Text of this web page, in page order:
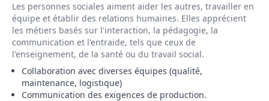
Les personnes sociales aiment aider les autres, travailler en
équipe et établir des relations humaines. Elles apprécient
les métiers basés sur l'interaction, la pédagogie, la
communication et l'entraide, tels que ceux de
l'enseignement, de la santé ou du travail social.
Collaboration avec diverses équipes (qualité,
maintenance, logistique)
Communication des exigences de production.